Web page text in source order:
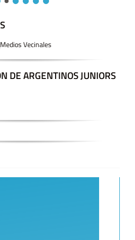
DE ARGENTINOS JUNIORS